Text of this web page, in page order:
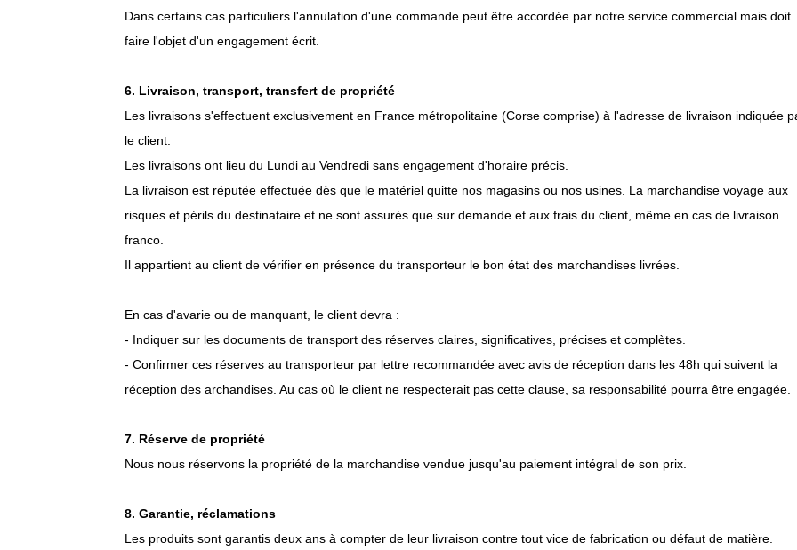
Dans certains cas particuliers l'annulation d'une commande peut être accordée par notre service commercial mais doit
faire l'objet d'un engagement écrit.
6. Livraison, transport, transfert de propriété
Les livraisons s'effectuent exclusivement en France métropolitaine (Corse comprise) à l'adresse de livraison indiquée
le client.
Les livraisons ont lieu du Lundi au Vendredi sans engagement d'horaire précis.
La livraison est réputée effectuée dès que le matériel quitte nos magasins ou nos usines. La marchandise voyage aux
risques et périls du destinataire et ne sont assurés que sur demande et aux frais du client, même en cas de livraison
franco.
Il appartient au client de vérifier en présence du transporteur le bon état des marchandises livrées.
En cas d'avarie ou de manquant, le client devra :
- Indiquer sur les documents de transport des réserves claires, significatives, précises et complètes.
- Confirmer ces réserves au transporteur par lettre recommandée avec avis de réception dans les 48h qui suivent la
réception des archandises. Au cas où le client ne respecterait pas cette clause, sa responsabilité pourra être engagée.
7. Réserve de propriété
Nous nous réservons la propriété de la marchandise vendue jusqu'au paiement intégral de son prix.
8. Garantie, réclamations
Les produits sont garantis deux ans à compter de leur livraison contre tout vice de fabrication ou défaut de matière.